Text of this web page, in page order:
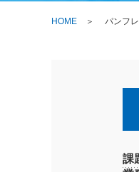
HOME パンフ
課